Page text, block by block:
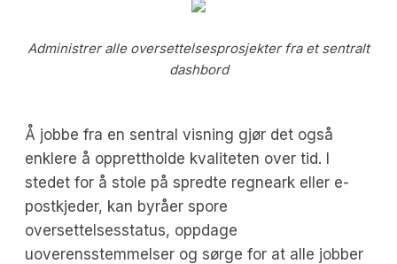
Administrer alle oversettelsesprosjekter fra et sentralt
dashbord
Å jobbe fra en sentral visning gjør det også
enklere å opprettholde kvaliteten over tid. I
stedet for å stole på spredte regneark eller e-
postkjeder, kan byråer spore
oversettelsesstatus, oppdage
uoverensstemmelser og sørge for at alle jobber